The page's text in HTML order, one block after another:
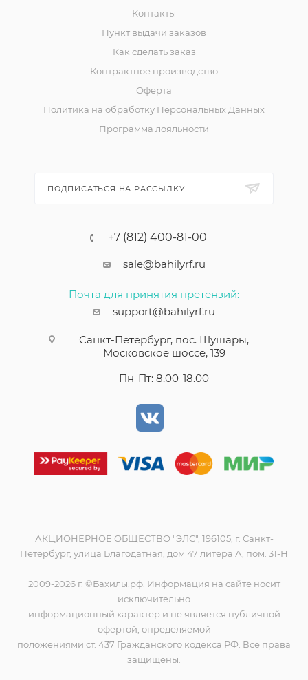
Контакты
Пункт выдачи заказов
Как сделать заказ
Контрактное производство
Оферта
Политика на обработку Персональных Данных
Программа лояльности
ПОДПИСАТЬСЯ НА РАССЫЛКУ
+7 (812) 400-81-00
sale@bahilyrf.ru
Почта для принятия претензий:
support@bahilyrf.ru
Санкт-Петербург, пос. Шушары,
Московское шоссе, 139
Пн-Пт: 8.00-18.00
АКЦИОНЕРНОЕ ОБЩЕСТВО "ЭЛС", 196105, г. Санкт-
Петербург, улица Благодатная, дом 47 литера А, пом. 31-Н
2009-2026 г. ©Бахилы.рф. Информация на сайте носит
исключительно
информационный характер и не является публичной
офертой, определяемой
положениями ст. 437 Гражданского кодекса РФ. Все права
защищены.